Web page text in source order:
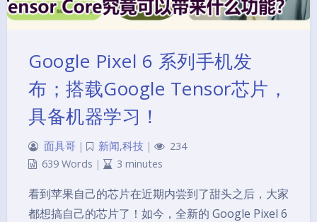
Google Pixel 6 系列手机发
布；搭载Google Tensor芯片，
具备机器学习！
面具哥 | 新闻,科技 |
234
639 Words | 3 minutes
看到苹果自己的芯片在近期内尝到了甜头之后，大家
都想搞自己的芯片了！如今，全新的 Google Pixel 6